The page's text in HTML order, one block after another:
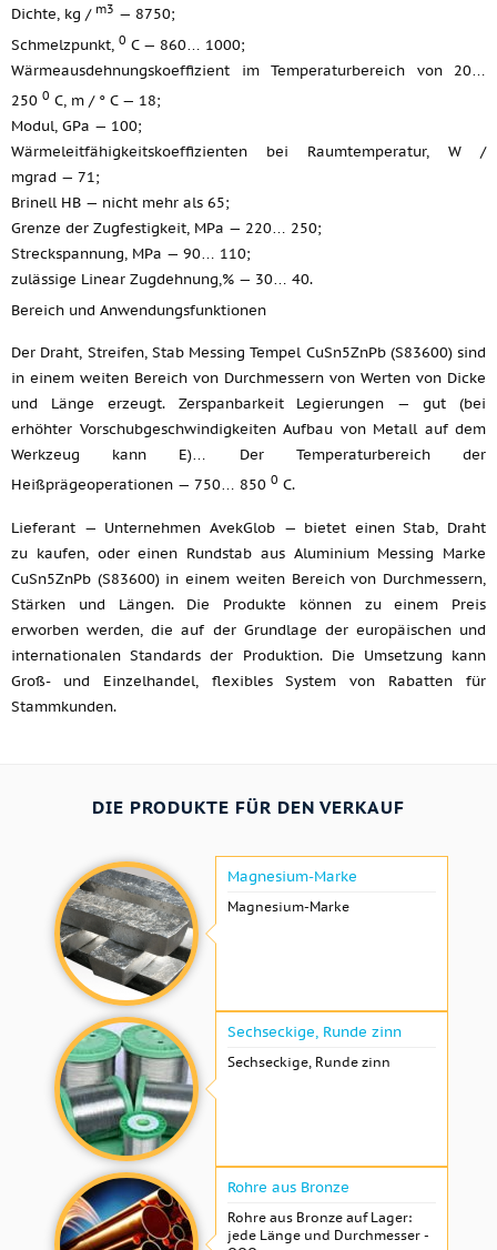
Dichte, kg / m3 — 8750;
Schmelzpunkt, 0 C — 860… 1000;
Wärmeausdehnungskoeffizient im Temperaturbereich von 20…
250 0 C, m / ° C — 18;
Modul, GPa — 100;
Wärmeleitfähigkeitskoeffizienten bei Raumtemperatur, W /
mgrad — 71;
Brinell HB — nicht mehr als 65;
Grenze der Zugfestigkeit, MPa — 220… 250;
Streckspannung, MPa — 90… 110;
zulässige Linear Zugdehnung,% — 30… 40.
Bereich und Anwendungsfunktionen
Der Draht, Streifen, Stab Messing Tempel CuSn5ZnPb (S83600) sind
in einem weiten Bereich von Durchmessern von Werten von Dicke
und Länge erzeugt. Zerspanbarkeit Legierungen — gut (bei
erhöhter Vorschubgeschwindigkeiten Aufbau von Metall auf dem
Werkzeug kann E)… Der Temperaturbereich der
Heißprägeoperationen — 750… 850 0 C.
Lieferant — Unternehmen AvekGlob — bietet einen Stab, Draht
zu kaufen, oder einen Rundstab aus Aluminium Messing Marke
CuSn5ZnPb (S83600) in einem weiten Bereich von Durchmessern,
Stärken und Längen. Die Produkte können zu einem Preis
erworben werden, die auf der Grundlage der europäischen und
internationalen Standards der Produktion. Die Umsetzung kann
Groß- und Einzelhandel, flexibles System von Rabatten für
Stammkunden.
DIE PRODUKTE FÜR DEN VERKAUF
Magnesium-Marke
Magnesium-Marke
Sechseckige, Runde zinn
Sechseckige, Runde zinn
Rohre aus Bronze
Rohre aus Bronze auf Lager:
jede Länge und Durchmesser -